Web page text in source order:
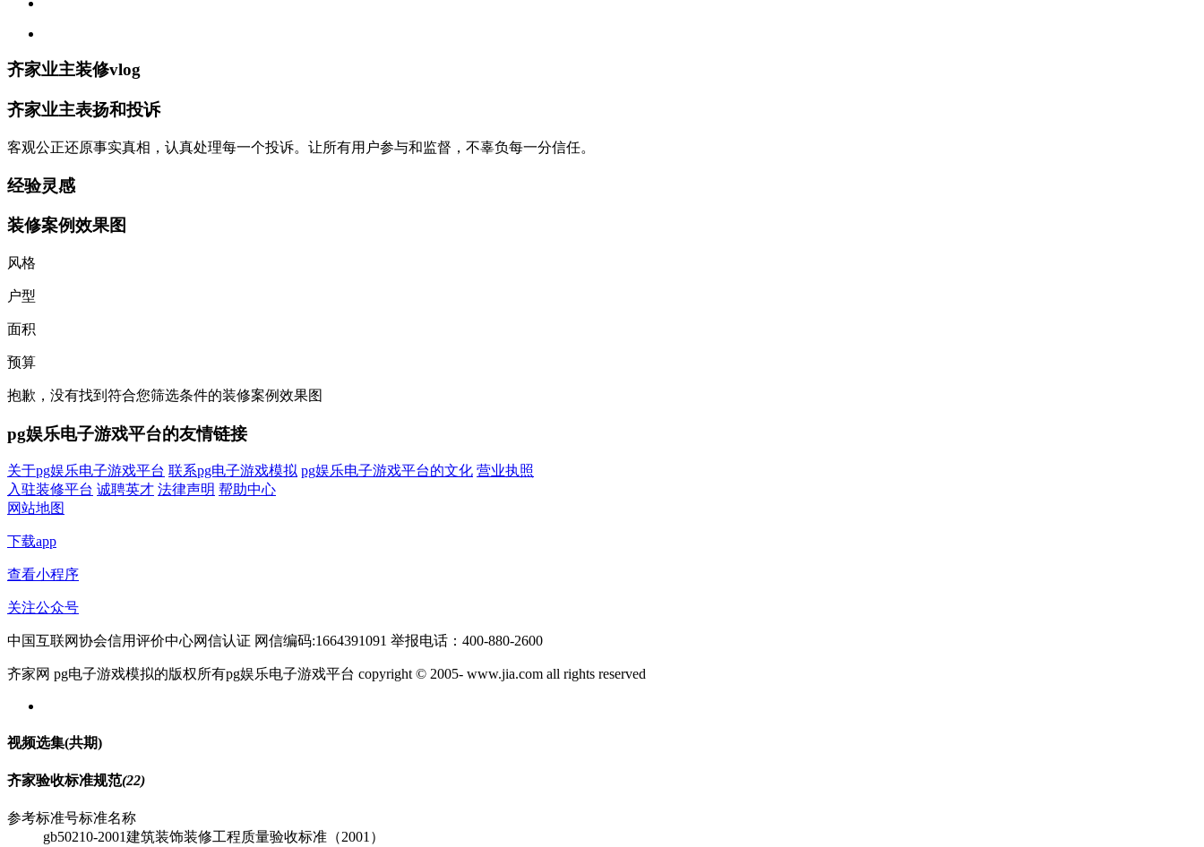
齐家业主装修vlog
齐家业主表扬和投诉
客观公正还原事实真相，认真处理每一个投诉。让所有用户参与和监督，不辜负每一分信任。
经验灵感
装修案例效果图
风格
户型
面积
预算
抱歉，没有找到符合您筛选条件的装修案例效果图
pg娱乐电子游戏平台的友情链接
关于pg娱乐电子游戏平台 联系pg电子游戏模拟 pg娱乐电子游戏平台的文化 营业执照
入驻装修平台 诚聘英才 法律声明 帮助中心
网站地图
下载app
查看小程序
关注公众号
中国互联网协会信用评价中心网信认证 网信编码:1664391091 举报电话：400-880-2600
齐家网 pg电子游戏模拟的版权所有pg娱乐电子游戏平台 copyright © 2005- www.jia.com all rights reserved
视频选集(共期)
齐家验收标准规范(22)
参考标准号标准名称
gb50210-2001建筑装饰装修工程质量验收标准（2001）